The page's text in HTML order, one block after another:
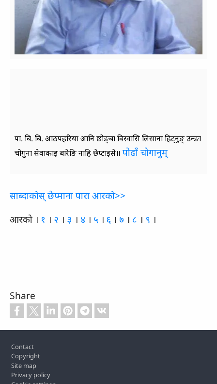
पा. बि. बि. आठपहरिया आनि छोङ्‌बा बिस्‍वासि लिसाना हिट्‌नुङ्‌ उन्‍ङा
चोगुना सेवाकाइ बारेङि नाहि छेप्‍टाइसे॥ पोढाँ चोगानुम्‌
साब्‍दाकोस्‌छेप्‍माना पाराआरको>>
आरको । १ । २ । ३ । ४ । ५ । ६ । ७ । ८ । ९ ।
Share
Footer
Contact
Copyright
Site map
Privacy policy